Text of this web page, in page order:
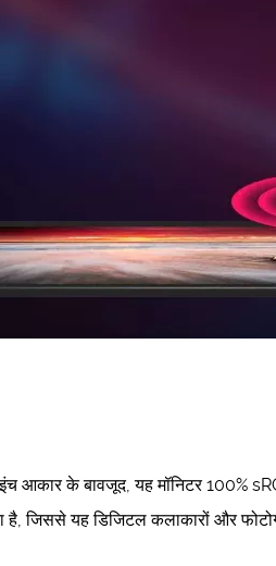
आकार के बावजूद, यह मॉनिटर 100%
जिससे यह डिजिटल कलाकारों और